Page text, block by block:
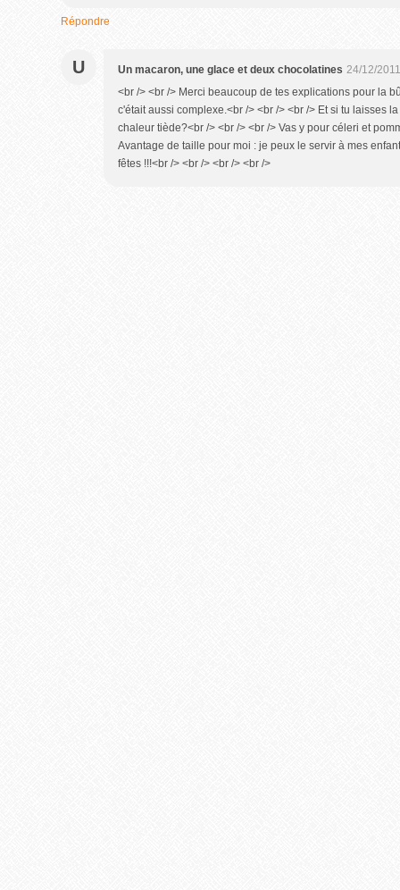
Répondre
U Un macaron, une glace et deux chocolatines 24/12/
<br /> <br /> Merci beaucoup de tes explications pour la
c'était aussi complexe.<br /> <br /> <br /> Et si tu laisses
chaleur tiède?<br /> <br /> <br /> Vas y pour céleri et
Avantage de taille pour moi : je peux le servir à mes
fêtes !!!<br /> <br /> <br /> <br />